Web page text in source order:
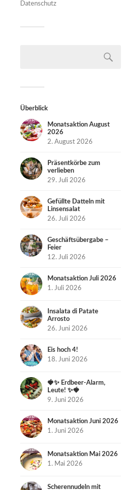
Datenschutz
Überblick
Monatsaktion August
2026
2. August 2026
Präsentkörbe zum
verlieben
29. Juli 2026
Gefüllte Datteln mit
Linsensalat
26. Juli 2026
Geschäftsübergabe –
Feier
12. Juli 2026
Monatsaktion Juli 2026
1. Juli 2026
Insalata di Patate
Arrosto
26. Juni 2026
Eis hoch 4!
18. Juni 2026
🍓✨ Erdbeer-Alarm,
Leute! ✨🍓
9. Juni 2026
Monatsaktion Juni 2026
1. Juni 2026
Monatsaktion Mai 2026
1. Mai 2026
Scherennudeln mit